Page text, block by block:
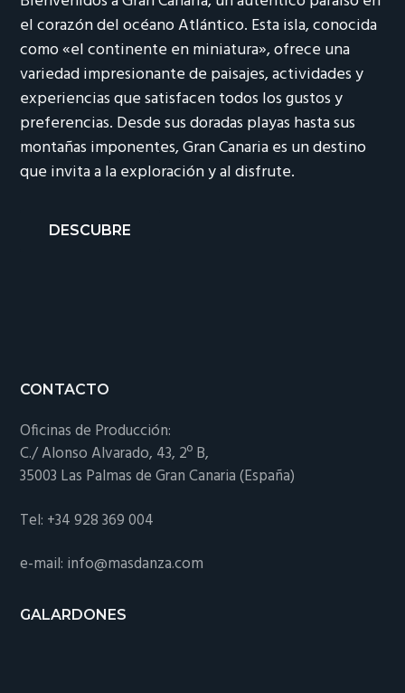
el corazón del océano Atlántico. Esta isla, conocida
como «el continente en miniatura», ofrece una
variedad impresionante de paisajes, actividades y
experiencias que satisfacen todos los gustos y
preferencias. Desde sus doradas playas hasta sus
montañas imponentes, Gran Canaria es un destino
que invita a la exploración y al disfrute.
DESCUBRE
Footer
CONTACTO
Oficinas de Producción:
C./ Alonso Alvarado, 43, 2º B,
35003 Las Palmas de Gran Canaria (España)
Tel: +34 928 369 004
e-mail: info@masdanza.com
GALARDONES